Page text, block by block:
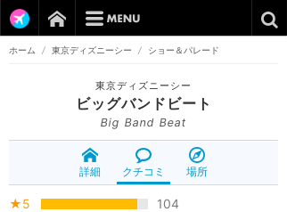
ホーム / 東京ディズニーシー / ショー＆パレード
東京ディズニーシー
ビッグバンドビート
Big Band Beat
詳細 クチコミ 場所
★5
104